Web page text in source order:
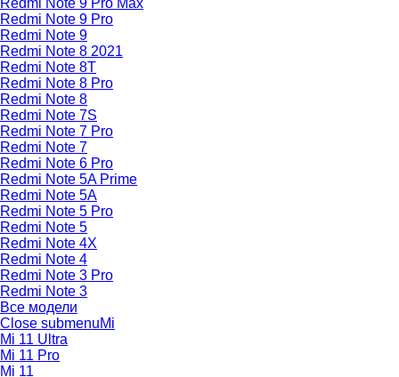
Redmi Note 9 Pro Max
Redmi Note 9 Pro
Redmi Note 9
Redmi Note 8 2021
Redmi Note 8T
Redmi Note 8 Pro
Redmi Note 8
Redmi Note 7S
Redmi Note 7 Pro
Redmi Note 7
Redmi Note 6 Pro
Redmi Note 5A Prime
Redmi Note 5A
Redmi Note 5 Pro
Redmi Note 5
Redmi Note 4X
Redmi Note 4
Redmi Note 3 Pro
Redmi Note 3
Все модели
Close submenuMi
Mi 11 Ultra
Mi 11 Pro
Mi 11